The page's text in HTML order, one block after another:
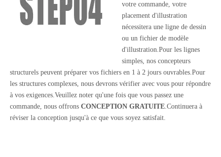
votre commande, votre
placement d'illustration
nécessitera une ligne de dessin
ou un fichier de modèle
d'illustration.Pour les lignes
simples, nos concepteurs
structurels peuvent préparer vos fichiers en 1 à 2 jours ouvrables.Pour
les structures complexes, nous devrons vérifier avec vous pour répondre
à vos exigences.Veuillez noter qu'une fois que vous passez une
commande, nous offrons CONCEPTION GRATUITE.Continuera à
réviser la conception jusqu'à ce que vous soyez satisfait.